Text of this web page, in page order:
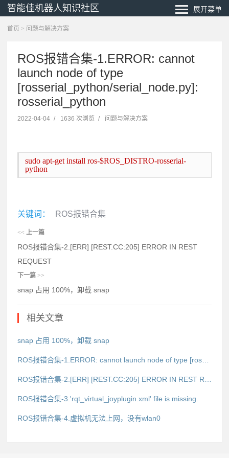
智能佳机器人知识社区 展开菜单
首页 > 问题与解决方案
ROS报错合集-1.ERROR: cannot
launch node of type
[rosserial_python/serial_node.py]:
rosserial_python
2022-04-04 / 1636 次浏览 / 问题与解决方案
sudo apt-get install ros-$ROS_DISTRO-rosserial-
python
关键词： ROS报错合集
<< 上一篇
ROS报错合集-2.[ERR] [REST.CC:205] ERROR IN REST
REQUEST
下一篇 >>
snap 占用 100%，卸载 snap
相关文章
snap 占用 100%，卸载 snap
ROS报错合集-3.'rqt_virtual_joyplugin.xml' file is missing.
ROS报错合集-4.虚拟机无法上网，没有wlan0